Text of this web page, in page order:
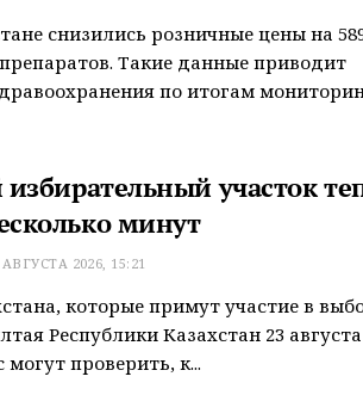
снизились розничные цены на
Такие данные приводит
по итогам
избирательный участок
минут
АВГУСТА 2026, 15:21
которые примут участие в
Республики Казахстан 23 августа
могут проверить, к...